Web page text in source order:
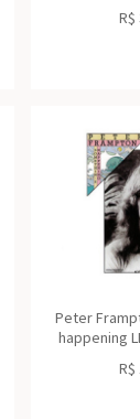
R$
Peter
happening
R$